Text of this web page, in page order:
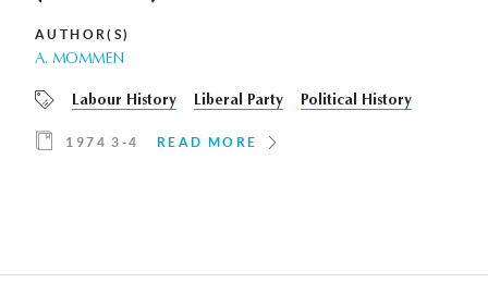
AUTHOR(S)
A. MOMMEN
Labour History Liberal Party Political History
1974 3-4 READ MORE